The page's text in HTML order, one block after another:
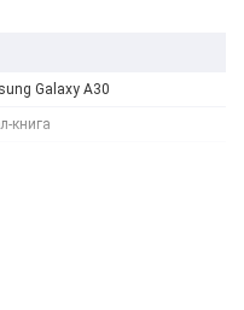
Galaxy A30
книга